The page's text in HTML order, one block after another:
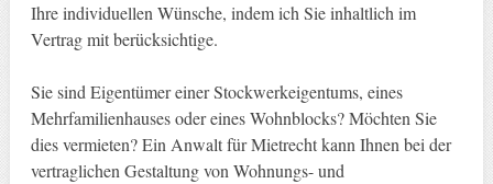
Ihre individuellen Wünsche, indem ich Sie inhaltlich im
Vertrag mit berücksichtige.
Sie sind Eigentümer einer Stockwerkeigentums, eines
Mehrfamilienhauses oder eines Wohnblocks? Möchten Sie
dies vermieten? Ein Anwalt für Mietrecht kann Ihnen bei der
vertraglichen Gestaltung von Wohnungs- und